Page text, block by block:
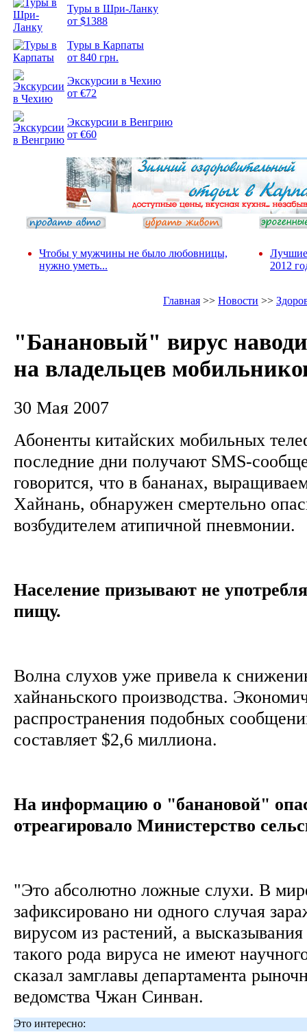
Туры в Шри-Ланку
от $1388
Туры в Карпаты
от 840 грн.
Экскурсии в Чехию
от €72
Экскурсии в Венгрию
от €60
Чтобы у мужчины не было любовницы,
нужно уметь...
Лучшие
2012
Главная >> Новости >>
"Банановый" вирус
на владельцев
30 Мая 2007
Абоненты китайских мобильных
последние дни получают SMS-
говорится, что в бананах,
Хайнань, обнаружен смертельно
возбудителем атипичной пневмонии.
Население призывают не
пищу.
Волна слухов уже привела к
хайнаньского производства.
распространения подобных
составляет $2,6 миллиона.
На информацию о "банановой"
отреагировало Министерство
"Это абсолютно ложные слухи. В
зафиксировано ни одного случая
вирусом из растений, а
такого рода вируса не имеют
сказал замглавы департамента
ведомства Чжан Синван.
Это интересно: